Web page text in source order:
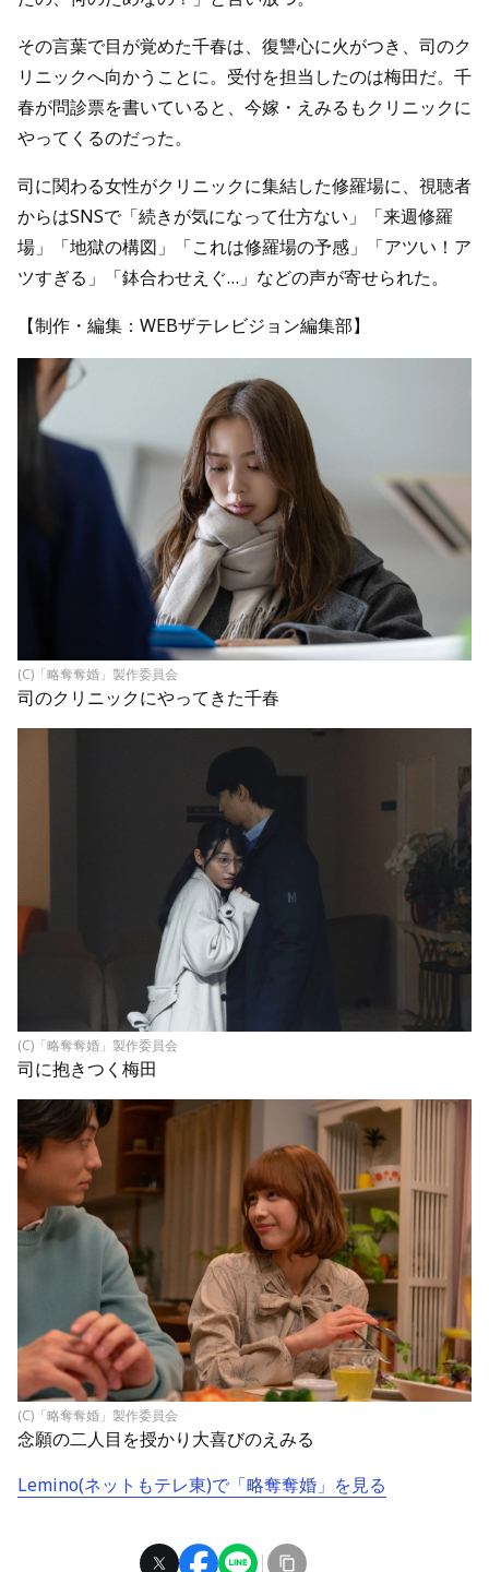
その言葉で目が覚めた千春は、復讐心に火がつき、司のク
リニックへ向かうことに。受付を担当したのは梅田だ。千
春が問診票を書いていると、今嫁・えみるもクリニックに
やってくるのだった。
司に関わる女性がクリニックに集結した修羅場に、視聴者
からはSNSで「続きが気になって仕方ない」「来週修羅
場」「地獄の構図」「これは修羅場の予感」「アツい！ア
ツすぎる」「鉢合わせえぐ…」などの声が寄せられた。
【制作・編集：WEBザテレビジョン編集部】
(C)「略奪奪婚」製作委員会
司のクリニックにやってきた千春
(C)「略奪奪婚」製作委員会
司に抱きつく梅田
(C)「略奪奪婚」製作委員会
念願の二人目を授かり大喜びのえみる
Lemino(ネットもテレ東)で「略奪奪婚」を見る